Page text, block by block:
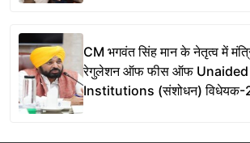
CM भगवंत सिंह मान के नेतृत्व में
रेगुलेशन ऑफ फीस ऑफ
Institutions (संशोधन) विधेयक-